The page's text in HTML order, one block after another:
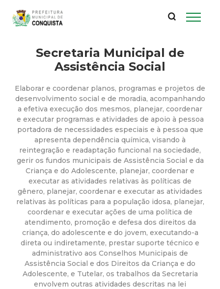
conteúdo
principal
P
f
e
i
t
u
r
a
M
u
Secretaria Municipal de
Assistência Social
Elaborar e coordenar planos, programas e projetos de
desenvolvimento social e de moradia, acompanhando
a efetiva execução dos mesmos, planejar, coordenar
e executar programas e atividades de apoio à pessoa
portadora de necessidades especiais e à pessoa que
apresenta dependência química, visando à
reintegração e readaptação funcional na sociedade,
gerir os fundos municipais de Assistência Social e da
Criança e do Adolescente, planejar, coordenar e
executar as atividades relativas às políticas de
gênero, planejar, coordenar e executar as atividades
relativas às políticas para a população idosa, planejar,
coordenar e executar ações de uma política de
atendimento, promoção e defesa dos direitos da
criança, do adolescente e do jovem, executando-a
direta ou indiretamente, prestar suporte técnico e
administrativo aos Conselhos Municipais de
Assistência Social e dos Direitos da Criança e do
Adolescente, e Tutelar, os trabalhos da Secretaria
envolvem outras atividades descritas na lei